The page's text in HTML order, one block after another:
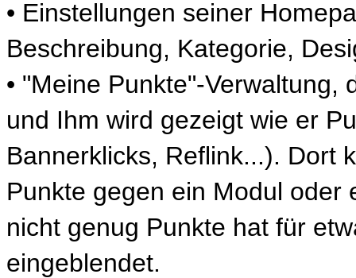
• Einstellungen seiner
Beschreibung, Kategorie,
• "Meine Punkte"-
und Ihm wird gezeigt wie er
Bannerklicks, Reflink...). Dort
Punkte gegen ein Modul oder
nicht genug Punkte hat für
eingeblendet.